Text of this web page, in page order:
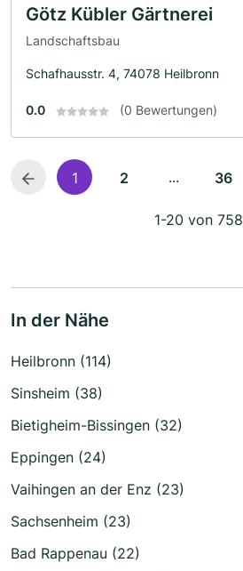
Götz Kübler Gärtnerei
Landschaftsbau
Schafhausstr. 4, 74078 Heilbronn
0.0 (0 Bewertungen)
1 2 ... 36
1-20 von 758
In der Nähe
Heilbronn (114)
Sinsheim (38)
Bietigheim-Bissingen (32)
Eppingen (24)
Vaihingen an der Enz (23)
Sachsenheim (23)
Bad Rappenau (22)